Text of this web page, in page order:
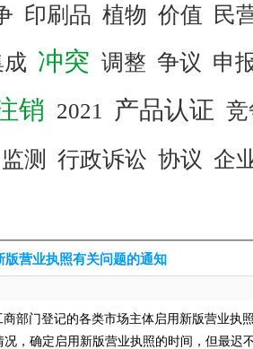
印刷品 植物 价值
民
冲突 调整 争议 申
销 2021 产品认证
监测 行政诉讼 协议 企
版营业执照有关问题的通知
部门登记的各类市场主体启用新版营业执
，确定启用新版营业执照的时间，但最迟